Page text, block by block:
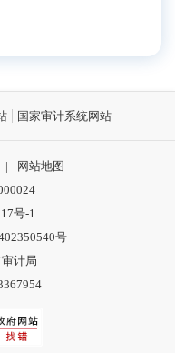
国家审计系统网站
|
网站地图
号-1
号
计局